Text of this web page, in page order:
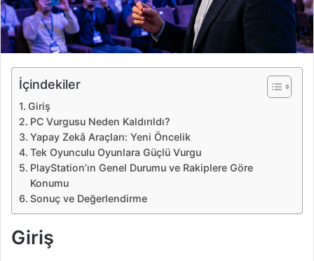
g
ö
n
e
k
İçindekiler
Giriş
PC Vurgusu Neden Kaldırıldı?
Yapay Zekâ Araçları: Yeni Öncelik
Tek Oyunculu Oyunlara Güçlü Vurgu
PlayStation’ın Genel Durumu ve Rakiplere Göre
Konumu
Sonuç ve Değerlendirme
Giriş